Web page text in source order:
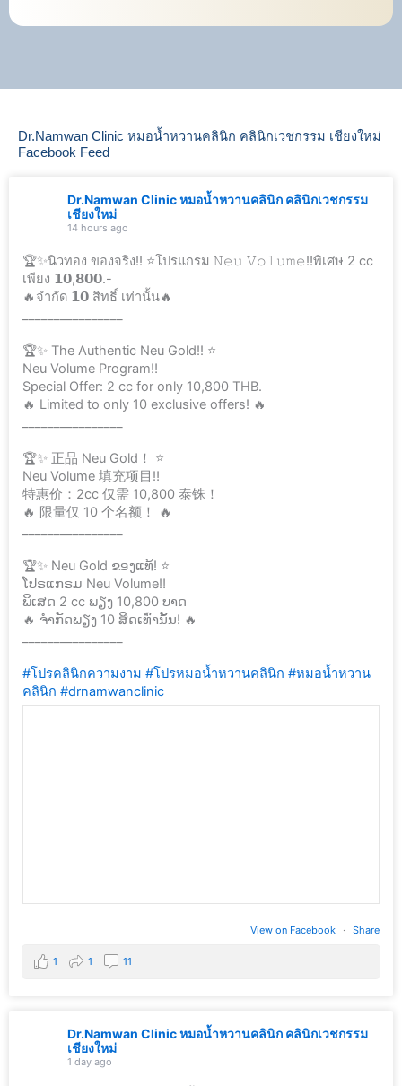
Dr.Namwan Clinic หมอน้ำหวานคลินิก คลินิกเวชกรรม เชียงใหม่
Facebook Feed
Dr.Namwan Clinic หมอน้ำหวานคลินิก คลินิกเวชกรรม
เชียงใหม่
14 hours ago
🏆✨นิวทอง ของจริง!! ⭐️โปรแกรม 𝙽𝚎𝚞 𝚅𝚘𝚕𝚞𝚖𝚎‼️พิเศษ 2 cc
เพียง 𝟭𝟬,𝟴𝟬𝟬.-
🔥จำกัด 𝟭𝟬 สิทธิ์ เท่านั้น🔥
🏆✨ The Authentic Neu Gold!! ⭐️
Neu Volume Program‼️
Special Offer: 2 cc for only 10,800 THB.
🔥 Limited to only 10 exclusive offers! 🔥
🏆✨ 正品 Neu Gold！ ⭐️
Neu Volume 填充项目‼️
特惠价：2cc 仅需 10,800 泰铢！
🔥 限量仅 10 个名额！ 🔥
🏆✨ Neu Gold ຂອງແທ້! ⭐️
ໂປຣແກຣມ Neu Volume‼️
ພິເສດ 2 cc ພຽງ 10,800 ບາດ
🔥 ຈຳກັດພຽງ 10 ສິດເທົ່ານັ້ນ! 🔥
#โปรคลินิกความงาม #โปรหมอน้ำหวานคลินิก #หมอน้ำหวาน
คลินิก #drnamwanclinic
View on Facebook · Share
1 1 11
Dr.Namwan Clinic หมอน้ำหวานคลินิก คลินิกเวชกรรม
เชียงใหม่
1 day ago